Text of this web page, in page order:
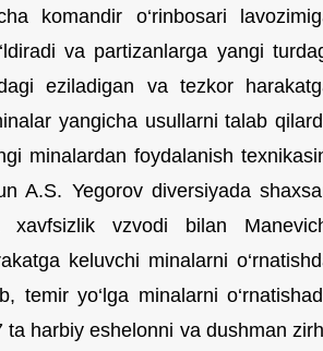
komandir o‘rinbosari
va partizanlarga yangi
eziladigan va tezkor
yangicha usullarni talab
minalardan foydalanish
A.S. Yegorov diversiyada
vzvodi bilan
keluvchi minalarni
temir yo‘lga minalarni
harbiy eshelonni va dushman